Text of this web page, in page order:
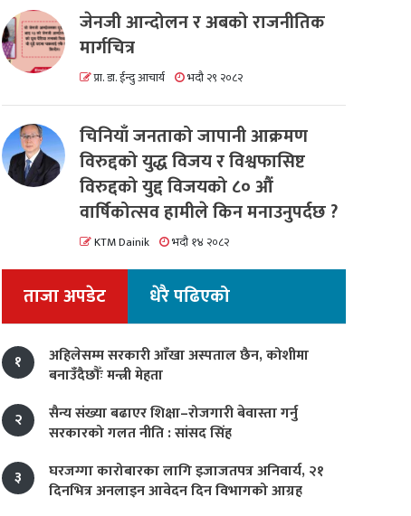
जेनजी आन्दोलन र अबको राजनीतिक
मार्गचित्र
प्रा. डा. ईन्दु आचार्य भदौ २९ २०८२
चिनियाँ जनताको जापानी आक्रमण
विरुद्दको युद्ध विजय र विश्वफासिष्ट
विरुद्दको युद्द विजयको ८० औं
वार्षिकोत्सव हामीले किन मनाउनुपर्दछ ?
KTM Dainik भदौ १४ २०८२
ताजा अपडेट धेरै पढिएको
१
अहिलेसम्म सरकारी आँखा अस्पताल छैन, कोशीमा
बनाउँदैछौँः मन्त्री मेहता
२
सैन्य संख्या बढाएर शिक्षा–रोजगारी बेवास्ता गर्नु
सरकारको गलत नीति : सांसद सिंह
३
घरजग्गा कारोबारका लागि इजाजतपत्र अनिवार्य, २१
दिनभित्र अनलाइन आवेदन दिन विभागको आग्रह